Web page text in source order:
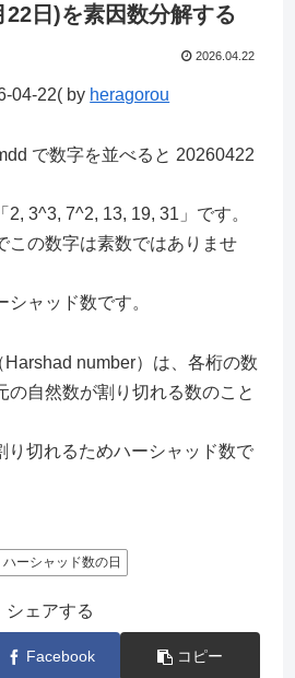
日)を素因数分解する
2026.04.22
04-22( by heragorou
で数字を並べると 20260422
3^3, 7^2, 13, 19, 31」です。
この数字は素数ではありませ
シャッド数です。
Harshad number）は、各桁の数
の自然数が割り切れる数のこと
り切れるためハーシャッド数で
ハーシャッド数の日
シェアする
Facebook コピー